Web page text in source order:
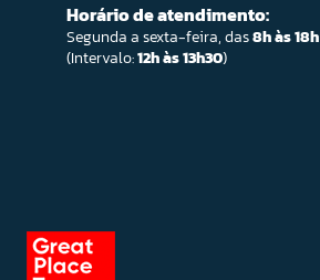
Horário de atendimento:
Segunda a sexta-feira, das8h às 18h
(Intervalo:12h às 13h30)